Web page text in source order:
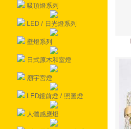
吸頂燈系列
LED / 日光燈系列
壁燈系列
日式原木和室燈
廟宇宮燈
LED鏡前燈 / 照圖燈
人體感應燈